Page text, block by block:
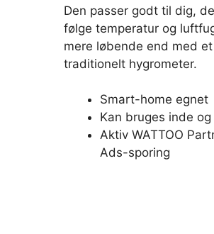
Den passer godt til dig,
følge temperatur og
mere løbende end med
traditionelt hygrometer.
Smart-home egnet
Kan bruges inde og
Aktiv WATTOO
Ads-sporing